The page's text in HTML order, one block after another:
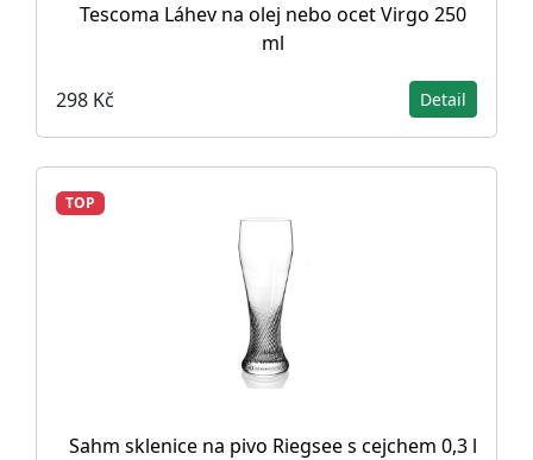
Tescoma Láhev na olej nebo ocet Virgo 250
ml
298 Kč Detail
TOP
Sahm sklenice na pivo Riegsee s cejchem 0,3 l